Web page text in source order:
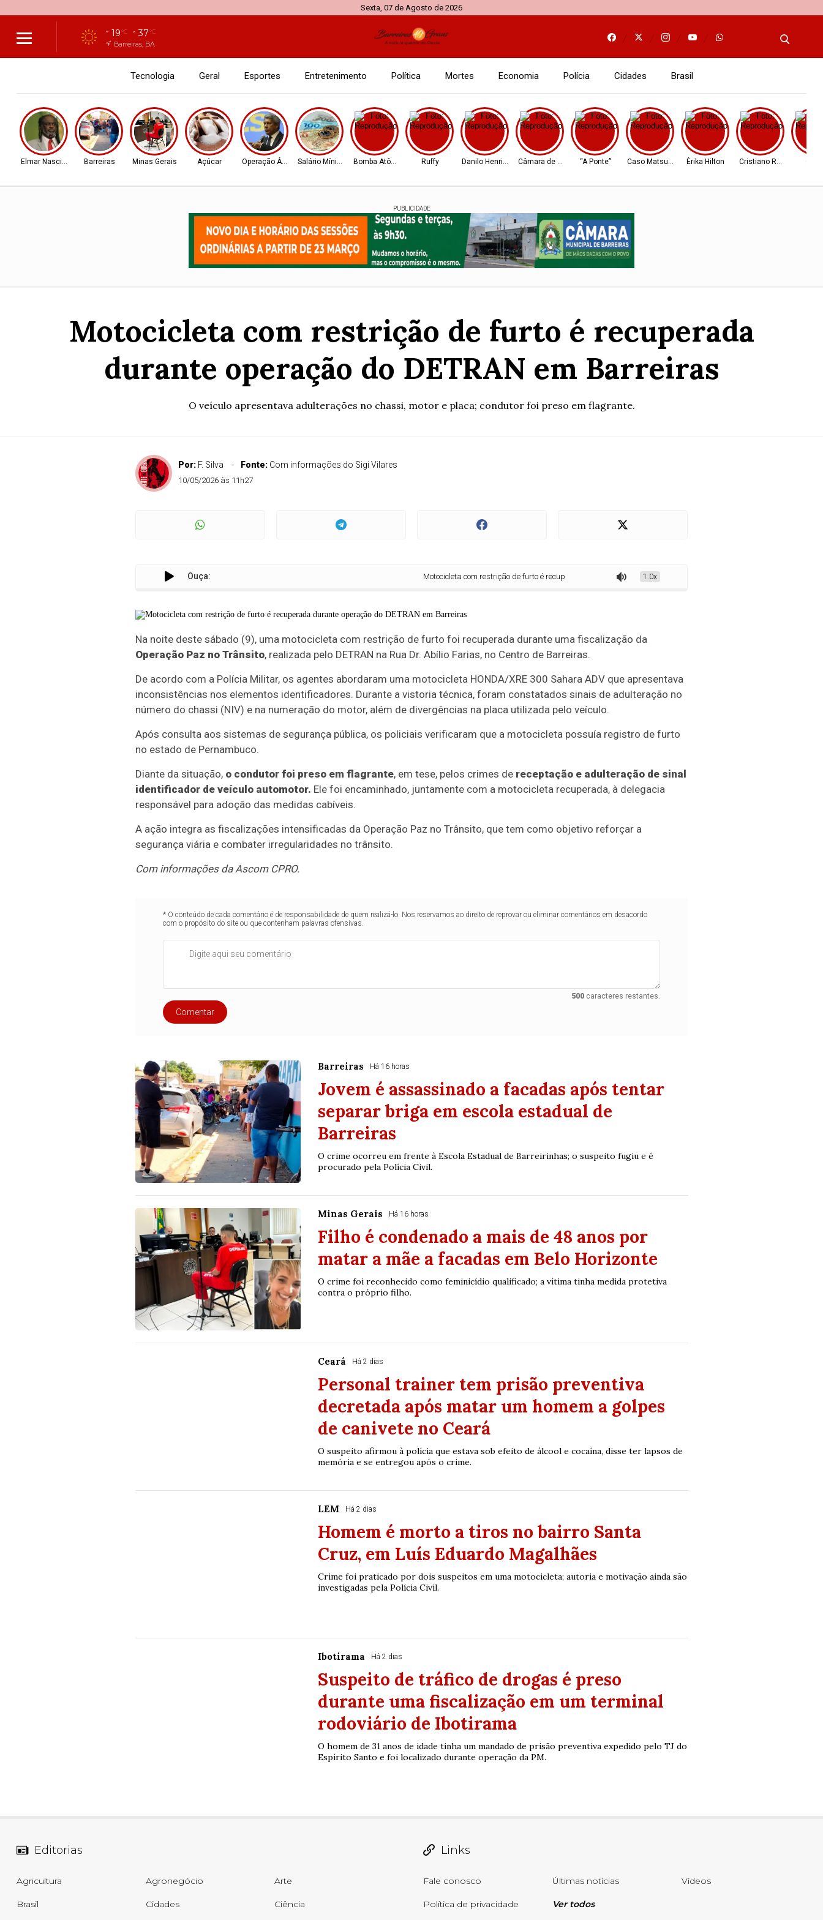
Sexta, 07 de Agosto de 2026
19°C 37°C
Barreiras, BA
Tecnologia Geral Esportes Entretenimento Política Mortes Economia Polícia Cidades Brasil
Elmar Nascimento Barreiras Minas Gerais Açúcar Operação Ágio Salário Mínimo Bomba Atômica Ruffy Danilo Henrique Câmara de Barreiras“A Ponte” Caso Matsunaga Érika Hilton Cristiano Ronaldo
PUBLICIDADE
Motocicleta com restrição de furto é recuperada
durante operação do DETRAN em Barreiras
O veículo apresentava adulterações no chassi, motor e placa; condutor foi preso em flagrante.
Por: F. Silva Fonte: Com informações do Sigi Vilares
10/05/2026 às 11h27
Ouça: Motocicleta com restrição de furto é recuperada durante operação do DETRAN em Barreiras
1.0x
Na noite deste sábado (9), uma motocicleta com restrição de furto foi recuperada durante uma fiscalização da
Operação Paz no Trânsito, realizada pelo DETRAN na Rua Dr. Abílio Farias, no Centro de Barreiras.
De acordo com a Polícia Militar, os agentes abordaram uma motocicleta HONDA/XRE 300 Sahara ADV que apresentava
inconsistências nos elementos identificadores. Durante a vistoria técnica, foram constatados sinais de adulteração no
número do chassi (NIV) e na numeração do motor, além de divergências na placa utilizada pelo veículo.
Após consulta aos sistemas de segurança pública, os policiais verificaram que a motocicleta possuía registro de furto
no estado de Pernambuco.
Diante da situação, o condutor foi preso em flagrante, em tese, pelos crimes de receptação e adulteração de sinal
identificador de veículo automotor. Ele foi encaminhado, juntamente com a motocicleta recuperada, à delegacia
responsável para adoção das medidas cabíveis.
A ação integra as fiscalizações intensificadas da Operação Paz no Trânsito, que tem como objetivo reforçar a
segurança viária e combater irregularidades no trânsito.
Com informações da Ascom CPRO.
* O conteúdo de cada comentário é de responsabilidade de quem realizá-lo. Nos reservamos ao direito de reprovar ou eliminar comentários em desacordo
com o propósito do site ou que contenham palavras ofensivas.
500 caracteres restantes.
Comentar
Barreiras Há 16 horas
Jovem é assassinado a facadas após tentar
separar briga em escola estadual de
Barreiras
O crime ocorreu em frente à Escola Estadual de Barreirinhas; o suspeito fugiu e é
procurado pela Polícia Civil.
Minas Gerais Há 16 horas
Filho é condenado a mais de 48 anos por
matar a mãe a facadas em Belo Horizonte
O crime foi reconhecido como feminicídio qualificado; a vítima tinha medida protetiva
contra o próprio filho.
Ceará Há 2 dias
Personal trainer tem prisão preventiva
decretada após matar um homem a golpes
de canivete no Ceará
O suspeito afirmou à polícia que estava sob efeito de álcool e cocaína, disse ter lapsos de
memória e se entregou após o crime.
LEM Há 2 dias
Homem é morto a tiros no bairro Santa
Cruz, em Luís Eduardo Magalhães
Crime foi praticado por dois suspeitos em uma motocicleta; autoria e motivação ainda são
investigadas pela Polícia Civil.
Ibotirama Há 2 dias
Suspeito de tráfico de drogas é preso
durante uma fiscalização em um terminal
rodoviário de Ibotirama
O homem de 31 anos de idade tinha um mandado de prisão preventiva expedido pelo TJ do
Espírito Santo e foi localizado durante operação da PM.
Editorias
Agricultura Agronegócio Arte
Brasil Cidades Ciência
Links
Fale conosco Últimas notícias Vídeos
Política de privacidade Ver todos